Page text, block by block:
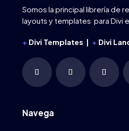
Somos la principal librería de
layouts y templates para Divi
+ Divi Templates | + Divi
Navega